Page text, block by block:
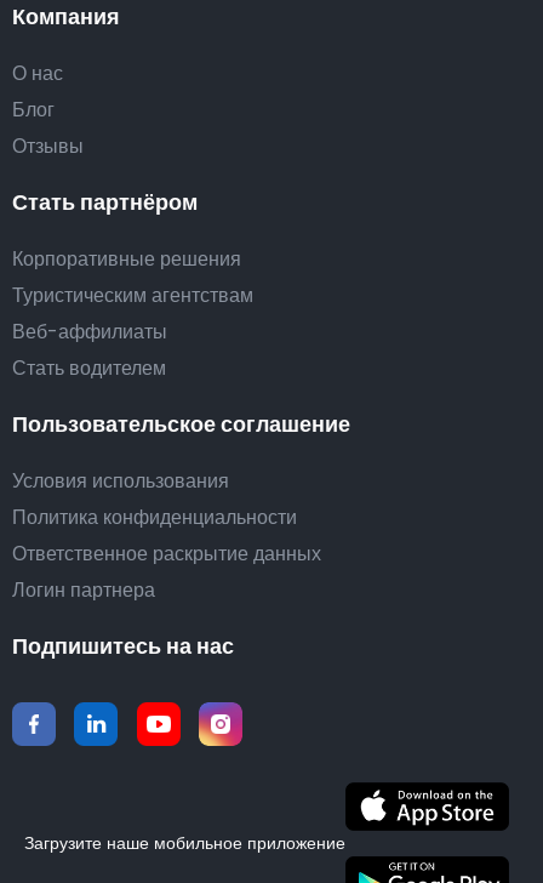
Компания
О нас
Блог
Отзывы
Стать партнёром
Корпоративные решения
Туристическим агентствам
Веб-аффилиаты
Стать водителем
Пользовательское соглашение
Условия использования
Политика конфиденциальности
Ответственное раскрытие данных
Логин партнера
Подпишитесь на нас
Загрузите наше мобильное приложение